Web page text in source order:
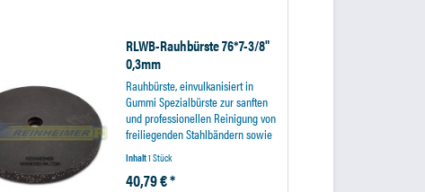
RLWB-Rauhbürste 76*7-3/8"
0,3mm
Rauhbürste, einvulkanisiert in
Gummi Spezialbürste zur sanften
und professionellen Reinigung von
freiliegenden Stahlbändern sowie
und Innerlinern. Drahtstärke..:
0,315mm Durchmesser: 76 mm...
Inhalt1 Stück
40,79 € *